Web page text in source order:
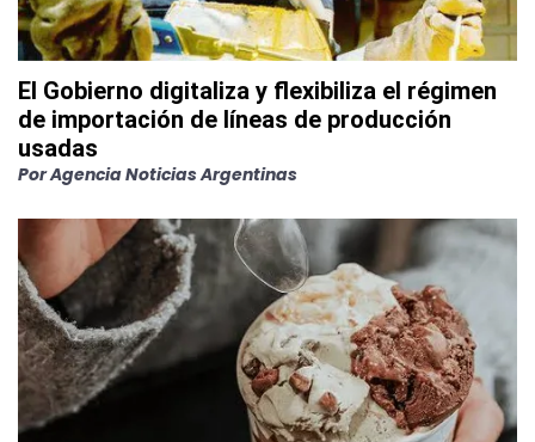
El Gobierno digitaliza y flexibiliza el régimen
de importación de líneas de producción
usadas
PorAgencia Noticias Argentinas